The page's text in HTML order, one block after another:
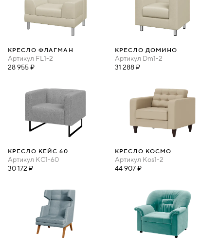
КРЕСЛО ФЛАГМАН
Артикул FL1-2
28 955 ₽
КРЕСЛО ДОМИНО
Артикул Dm1-2
31 288 ₽
КРЕСЛО КЕЙС 60
Артикул КС1-60
30 172 ₽
КРЕСЛО КОСМО
Артикул Kos1-2
44 907 ₽